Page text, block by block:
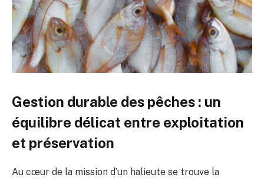
Gestion durable des pêches : un
équilibre délicat entre exploitation
et préservation
Au cœur de la mission d’un halieute se trouve la